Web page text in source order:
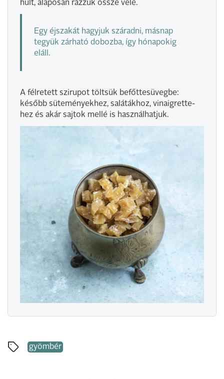
hűlt, alaposan rázzuk össze vele.
Egy éjszakát hagyjuk száradni, másnap
tegyük zárható dobozba, így hónapokig
eláll.
A félretett szirupot töltsük befőttesüvegbe:
később süteményekhez, salátákhoz, vinaigrette-
hez és akár sajtok mellé is használhatjuk.
gyömbér